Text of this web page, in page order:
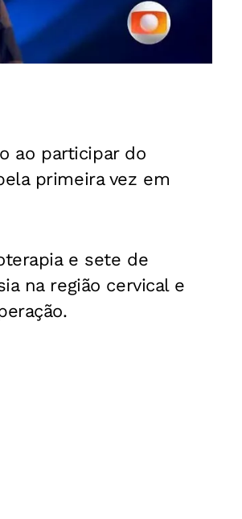
ao participar do
primeira vez em
e sete de
na região cervical e